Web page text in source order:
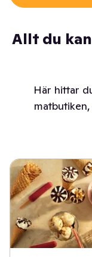
Allt du
Här hittar